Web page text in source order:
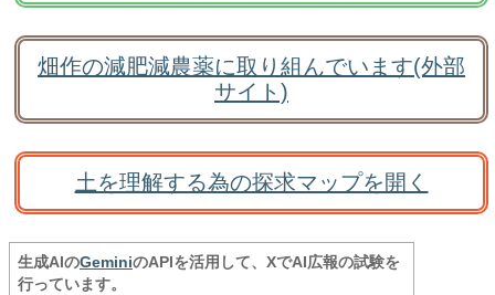
畑作の減肥減農薬に取り組んでいます(外部
サイト)
土を理解する為の探求マップを開く
生成AIのGeminiのAPIを活用して、XでAI広報の試験を
行っています。